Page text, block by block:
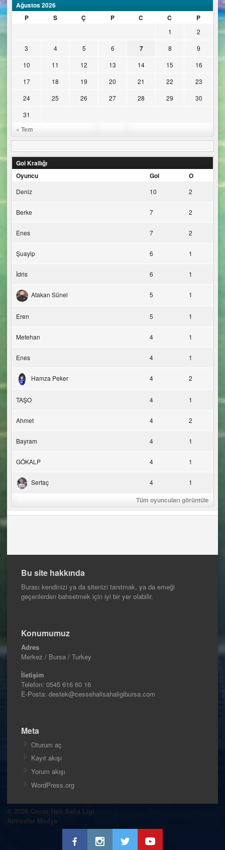
Ağustos 2026
P
S Ç P C C P
« Tem
1
2
3
4 5 6 7 8
9
10
11 12 13 14 15
16
17
18 19 20 21 22
23
24
25 26 27 28 29
30
31
Gol Krallığı
Oyuncu
Gol O
Deniz 10 2
Berke 7 2
Enes 7 2
Şuayip 6 1
İdris 6 1
Atakan Sünel 5 1
Eren 5 1
Metehan 4 1
Enes 4 1
Hamza Peker 4 2
TAŞO 4 1
Ahmet 4 2
Bayram 4 1
GÖKALP 4 1
Sertaç 4 1
Tüm oyuncuları görüntüle
Bu site hakkında
Burası kendinizi ya da sitenizi tanıtmak, ya da emeği
geçenlerden bahsetmek için iyi bir yer olabilir.
Konumumuz
Adres
Merkez / Bursa / Turkey
İletişim
Telefon: 0545 616 60 16
E-Posta: destek@cessehalisahaligibursa.com
Meta
Oturum aç
Kayıt akışı
Yorum akışı
WordPress.org
© 2026 Cesse Halı Saha Ligi
Atmosfer Medya